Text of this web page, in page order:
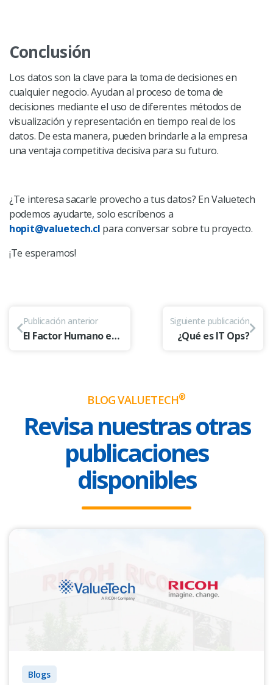
Conclusión
Los datos son la clave para la toma de decisiones en
cualquier negocio. Ayudan al proceso de toma de
decisiones mediante el uso de diferentes métodos de
visualización y representación en tiempo real de los
datos. De esta manera, pueden brindarle a la empresa
una ventaja competitiva decisiva para su futuro.
¿Te interesa sacarle provecho a tus datos? En Valuetech
podemos ayudarte, solo escríbenos a
hopit@valuetech.cl para conversar sobre tu proyecto.
¡Te esperamos!
Publicación anterior
El Factor Humano en la Ciberseguridad
Siguiente publicación
¿Qué es IT Ops?
BLOG VALUETECH®
Revisa nuestras otras
publicaciones
disponibles
Blogs